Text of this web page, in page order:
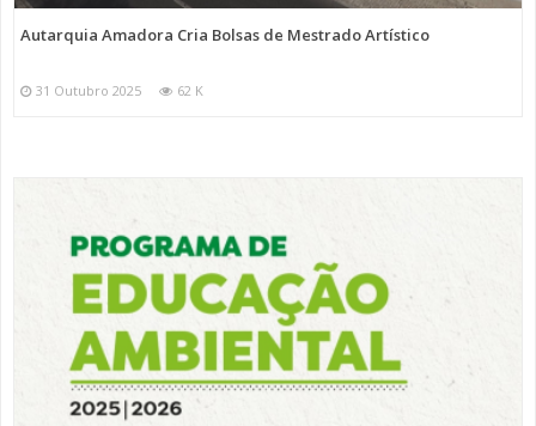
Autarquia Amadora Cria Bolsas de Mestrado Artístico
31 Outubro 2025 62 K